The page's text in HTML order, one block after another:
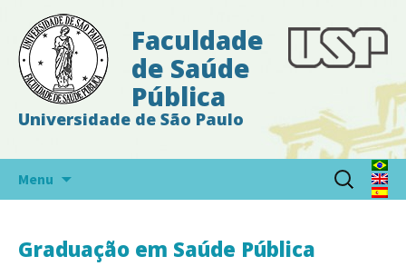
Faculdade
de Saúde
Pública
Universidade de São Paulo
Menu
Pesquisar
por:
Graduação em Saúde Pública